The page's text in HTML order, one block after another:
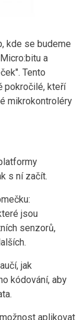
kde se budeme
a
Tento
pokročilé, kteří
mikrokontroléry
s ní začít.
jsou
senzorů,
jak
kódování, aby
aplikovat